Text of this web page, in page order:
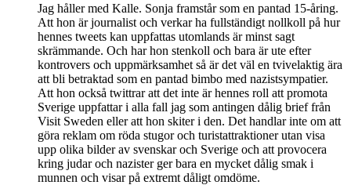
Jag håller med Kalle. Sonja framstår som en pantad 15-åring.
Att hon är journalist och verkar ha fullständigt nollkoll på hur
hennes tweets kan uppfattas utomlands är minst sagt
skrämmande. Och har hon stenkoll och bara är ute efter
kontrovers och uppmärksamhet så är det väl en tvivelaktig ära
att bli betraktad som en pantad bimbo med nazistsympatier.
Att hon också twittrar att det inte är hennes roll att promota
Sverige uppfattar i alla fall jag som antingen dålig brief från
Visit Sweden eller att hon skiter i den. Det handlar inte om att
göra reklam om röda stugor och turistattraktioner utan visa
upp olika bilder av svenskar och Sverige och att provocera
kring judar och nazister ger bara en mycket dålig smak i
munnen och visar på extremt dåligt omdöme.